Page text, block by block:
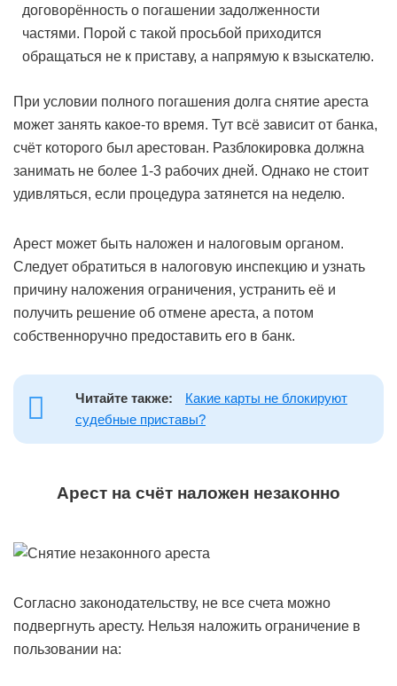
договорённость о погашении задолженности
частями. Порой с такой просьбой приходится
обращаться не к приставу, а напрямую к взыскателю.
При условии полного погашения долга снятие ареста
может занять какое-то время. Тут всё зависит от банка,
счёт которого был арестован. Разблокировка должна
занимать не более 1-3 рабочих дней. Однако не стоит
удивляться, если процедура затянется на неделю.
Арест может быть наложен и налоговым органом.
Следует обратиться в налоговую инспекцию и узнать
причину наложения ограничения, устранить её и
получить решение об отмене ареста, а потом
собственноручно предоставить его в банк.
Читайте также:
Какие карты не блокируют
судебные приставы?
Арест на счёт наложен незаконно
Согласно законодательству, не все счета можно
подвергнуть аресту. Нельзя наложить ограничение в
пользовании на: